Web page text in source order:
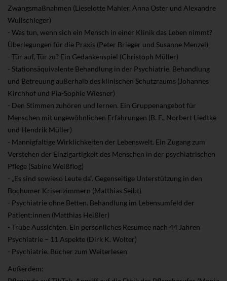
Zwangsmaßnahmen (Lieselotte Mahler, Anna Oster und Alexandre
Wullschleger)
- Was tun, wenn sich ein Mensch in einer Klinik das Leben nimmt?
Überlegungen für die Praxis (Peter Brieger und Susanne Menzel)
- Tür auf, Tür zu? Ein Gedankenspiel (Christoph Müller)
- Stationsäquivalente Behandlung in der Psychiatrie. Behandlung
und Betreuung außerhalb des klinischen Schutzraums (Johannes
Kirchhof und Pia-Sophie Wiesner)
- Den Stimmen zuhören und lernen. Ein Gruppenangebot für
Menschen mit ungewöhnlichen Erfahrungen (B. F., Norbert Liedtke
und Hendrik Müller)
- Mannigfaltige Wirklichkeiten der Lebenswelt. Ein Zugang zum
Verstehen der Einzigartigkeit des Menschen in der psychiatrischen
Pflege (Sabine Weißflog)
- „Es sind sowieso Leute da“. Gegenseitige Unterstützung in den
Bochumer Krisenzimmern (Matthias Seibt)
- Psychiatrie ohne Betten. Behandlung im Lebensumfeld der
Patient:innen (Matthias Heißler)
- Trübe Aussichten. Ein persönliches Resümee nach 44 Jahren
Psychiatrie – 11 Aspekte (Dirk K. Wolter)
- Psychiatrie. Bücher zum Weiterlesen
Außerdem: